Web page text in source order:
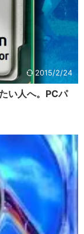
2015/2/24
い人へ。PCパ